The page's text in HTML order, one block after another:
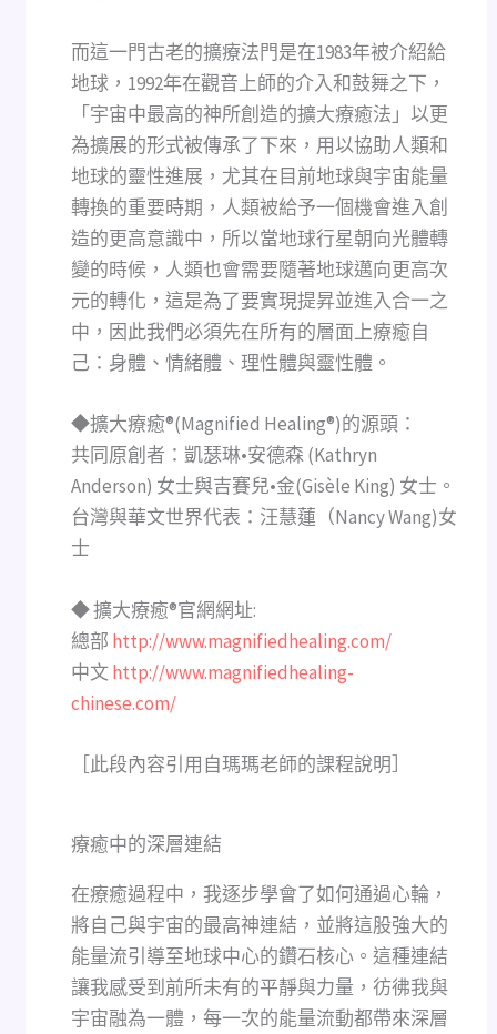
而這一門古老的擴療法門是在1983年被介紹給
地球，1992年在觀音上師的介入和鼓舞之下，
「宇宙中最高的神所創造的擴大療癒法」以更
為擴展的形式被傳承了下來，用以協助人類和
地球的靈性進展，尤其在目前地球與宇宙能量
轉換的重要時期，人類被給予一個機會進入創
造的更高意識中，所以當地球行星朝向光體轉
變的時候，人類也會需要隨著地球邁向更高次
元的轉化，這是為了要實現提昇並進入合一之
中，因此我們必須先在所有的層面上療癒自
己：身體、情緒體、理性體與靈性體。
◆擴大療癒®(Magnified Healing®)的源頭：
共同原創者：凱瑟琳•安德森 (Kathryn
Anderson) 女士與吉賽兒•金(Gisèle King) 女士。
台灣與華文世界代表：汪慧蓮（Nancy Wang)女
士
◆ 擴大療癒®官網網址:
總部 http://www.magnifiedhealing.com/
中文http://www.magnifiedhealing-
chinese.com/
［此段內容引用自瑪瑪老師的課程說明］
療癒中的深層連結
在療癒過程中，我逐步學會了如何通過心輪，
將自己與宇宙的最高神連結，並將這股強大的
能量流引導至地球中心的鑽石核心。這種連結
讓我感受到前所未有的平靜與力量，彷彿我與
宇宙融為一體，每一次的能量流動都帶來深層